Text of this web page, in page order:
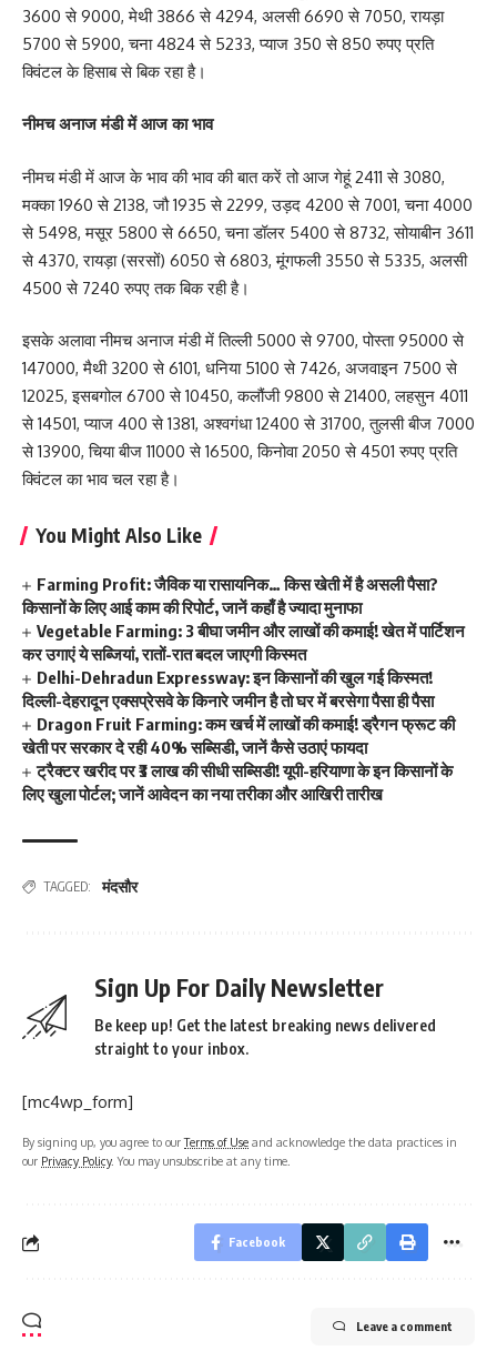
3600 से 9000, मेथी 3866 से 4294, अलसी 6690 से 7050, रायड़ा
5700 से 5900, चना 4824 से 5233, प्याज 350 से 850 रुपए प्रति
क्विंटल के हिसाब से बिक रहा है।
नीमच अनाज मंडी में आज का भाव
नीमच मंडी में आज के भाव की भाव की बात करें तो आज गेहूं 2411 से 3080,
मक्का 1960 से 2138, जौ 1935 से 2299, उड़द 4200 से 7001, चना 4000
से 5498, मसूर 5800 से 6650, चना डॉलर 5400 से 8732, सोयाबीन 3611
से 4370, रायड़ा (सरसों) 6050 से 6803, मूंगफली 3550 से 5335, अलसी
4500 से 7240 रुपए तक बिक रही है।
इसके अलावा नीमच अनाज मंडी में तिल्ली 5000 से 9700, पोस्ता 95000 से
147000, मैथी 3200 से 6101, धनिया 5100 से 7426, अजवाइन 7500 से
12025, इसबगोल 6700 से 10450, कलौंजी 9800 से 21400, लहसुन 4011
से 14501, प्याज 400 से 1381, अश्वगंधा 12400 से 31700, तुलसी बीज 7000
से 13900, चिया बीज 11000 से 16500, किनोवा 2050 से 4501 रुपए प्रति
क्विंटल का भाव चल रहा है।
You Might Also Like
Farming Profit: जैविक या रासायनिक… किस खेती में है असली पैसा?
किसानों के लिए आई काम की रिपोर्ट, जानें कहाँ है ज्यादा मुनाफा
Vegetable Farming: 3 बीघा जमीन और लाखों की कमाई! खेत में पार्टिशन
कर उगाएं ये सब्जियां, रातों-रात बदल जाएगी किस्मत
Delhi-Dehradun Expressway: इन किसानों की खुल गई किस्मत!
दिल्ली-देहरादून एक्सप्रेसवे के किनारे जमीन है तो घर में बरसेगा पैसा ही पैसा
Dragon Fruit Farming: कम खर्च में लाखों की कमाई! ड्रैगन फ्रूट की
खेती पर सरकार दे रही 40% सब्सिडी, जानें कैसे उठाएं फायदा
ट्रैक्टर खरीद पर ₹3 लाख की सीधी सब्सिडी! यूपी-हरियाणा के इन किसानों के
लिए खुला पोर्टल; जानें आवेदन का नया तरीका और आखिरी तारीख
TAGGED: मंदसौर
Sign Up For Daily Newsletter
Be keep up! Get the latest breaking news delivered
straight to your inbox.
[mc4wp_form]
By signing up, you agree to ourTerms of Use and acknowledge the data practices in
our Privacy Policy. You may unsubscribe at any time.
Facebook
Leave a comment